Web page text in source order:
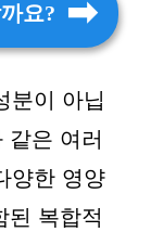
요?
분이 아닙
같은 여러
양한 영양
된 복합적